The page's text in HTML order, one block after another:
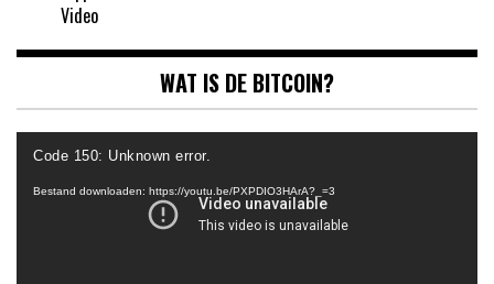
Video
WAT IS DE BITCOIN?
Videospeler
Code 150: Unknown error.
Bestand downloaden: https://youtu.be/PXPDIO3HArA?_=3